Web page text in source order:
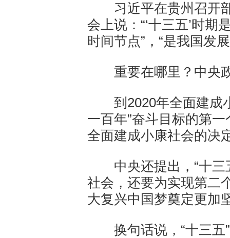
习近平在贵州召开部
会上说：“‘十三五’时
时间节点”，“是我国发
重要在哪里？中央
到2020年全面建成
一百年”奋斗目标的第
全面建成小康社会的决
中央还提出，“十三
社会，还要为实现第二
大复兴中国梦奠定更加
换句话说，“十三五”